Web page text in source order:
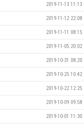
2019-11-13 11:13
2019-11-12 22:08
2019-11-11 08:15
2019-11-05 20:02
2019-10-31 08:20
2019-10-25 10:42
2019-10-22 12:25
2019-10-09 09:58
2019-10-01 11:30